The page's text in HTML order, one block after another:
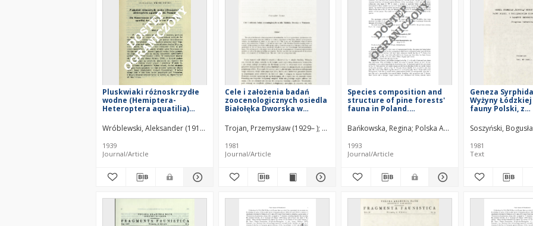
Pluskwiaki różnoskrzydłe
wodne (Hemiptera-
Heteroptera aquatilia)
Wasserwanzen
(Hemiptera-Heteroptera
aquatilia) der Umgegend
von Poznań
Wróblewski, Aleksander (1911–1985)
1939
Journal/Article
Cele i założenia badań
zoocenologicznych osiedla
Białołęka Dworska w
Trojan, Przemysław (1929– ) Państwowe Wydawnictwo Naukowe (1951–1992) Polska
1981
Journal/Article
Species composition and
structure of pine forests'
fauna in Poland.
Bańkowska, Regina Polska Akademia Nauk. Muzeum i
1993
Journal/Article
Geneza
Wyżyny
fauny Polski, z
tych muchówek
badanych
Rozprawa
Soszyński,
1981
Text